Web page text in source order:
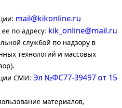
mail@kikonline.ru
по адресу: kik_online@mail.ru
службой по надзору в
технологий и массовых
СМИ: Эл №ФС77-39497 от 15
материалов,